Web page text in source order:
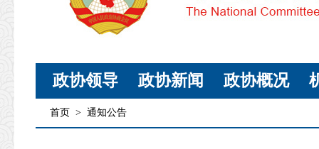
政协领导 政协新闻 政协概况
首页 > 通知公告